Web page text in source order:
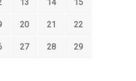
13 14 15
20 21 22
27 28 29